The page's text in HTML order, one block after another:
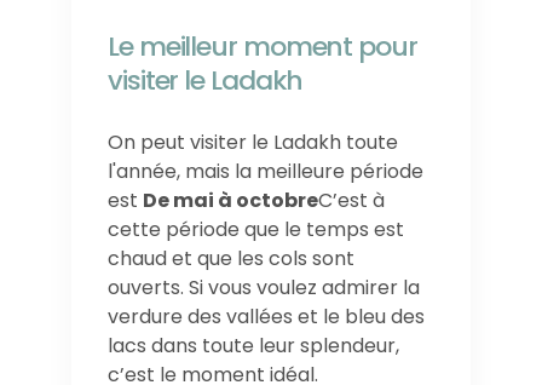
Le meilleur moment pour
visiter le Ladakh
On peut visiter le Ladakh toute
l'année, mais la meilleure période
est De mai à octobreC’est à
cette période que le temps est
chaud et que les cols sont
ouverts. Si vous voulez admirer la
verdure des vallées et le bleu des
lacs dans toute leur splendeur,
c’est le moment idéal.